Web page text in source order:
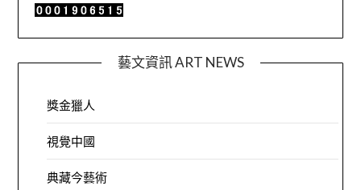
藝文資訊 ART NEWS
獎金獵人
視覺中國
典藏今藝術